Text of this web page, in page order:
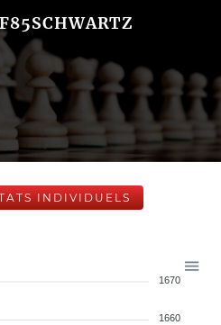
INDIVIDUELS
1670
1660